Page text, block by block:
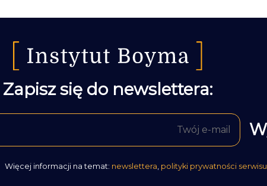
Zapisz się do newslettera:
Więcej informacji na temat: newslettera polityki prywatności serwisu